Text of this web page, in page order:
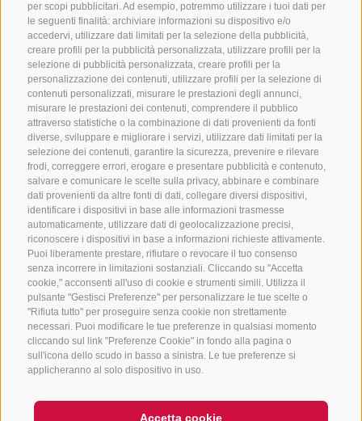
per scopi pubblicitari. Ad esempio, potremmo utilizzare i tuoi dati per
le seguenti finalità: archiviare informazioni su dispositivo e/o
accedervi, utilizzare dati limitati per la selezione della pubblicità,
creare profili per la pubblicità personalizzata, utilizzare profili per la
selezione di pubblicità personalizzata, creare profili per la
personalizzazione dei contenuti, utilizzare profili per la selezione di
contenuti personalizzati, misurare le prestazioni degli annunci,
misurare le prestazioni dei contenuti, comprendere il pubblico
attraverso statistiche o la combinazione di dati provenienti da fonti
diverse, sviluppare e migliorare i servizi, utilizzare dati limitati per la
selezione dei contenuti, garantire la sicurezza, prevenire e rilevare
frodi, correggere errori, erogare e presentare pubblicità e contenuto,
salvare e comunicare le scelte sulla privacy, abbinare e combinare
dati provenienti da altre fonti di dati, collegare diversi dispositivi,
identificare i dispositivi in base alle informazioni trasmesse
automaticamente, utilizzare dati di geolocalizzazione precisi,
riconoscere i dispositivi in base a informazioni richieste attivamente.
Puoi liberamente prestare, rifiutare o revocare il tuo consenso
senza incorrere in limitazioni sostanziali. Cliccando su "Accetta
cookie," acconsenti all'uso di cookie e strumenti simili. Utilizza il
pulsante "Gestisci Preferenze" per personalizzare le tue scelte o
"Rifiuta tutto" per proseguire senza cookie non strettamente
necessari. Puoi modificare le tue preferenze in qualsiasi momento
cliccando sul link "Preferenze Cookie" in fondo alla pagina o
sull'icona dello scudo in basso a sinistra. Le tue preferenze si
applicheranno al solo dispositivo in uso.
Accetta cookie
CONTATTACI
+39 0472 765325/+39 0472 760608/+39 0472
632372
info@sterzing-ratschings.it
NEWSLETTER
Rimani aggiornato sulle nostre offerte
Registrati